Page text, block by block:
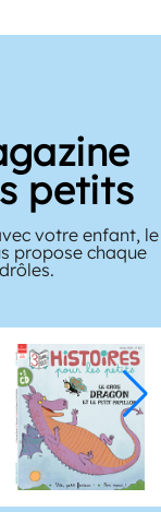
petits
votre enfant, le
propose chaque